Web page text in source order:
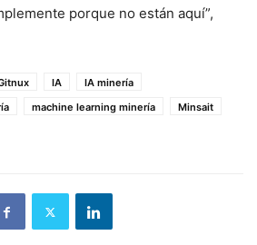
porque no están aquí”,
IA
IA minería
machine learning minería
Minsait